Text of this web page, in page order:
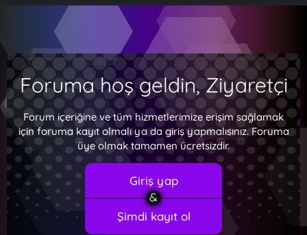
Foruma hoş geldin, Ziyaretçi
Forum içeriğine ve tüm hizmetlerimize erişim sağlamak
için foruma kayıt olmalı ya da giriş yapmalısınız. Foruma
üye olmak tamamen ücretsizdir.
Giriş yap
Şimdi kayıt ol